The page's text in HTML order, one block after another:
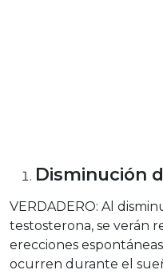
Disminución
VERDADERO: Al
testosterona, se verán
erecciones
ocurren durante el